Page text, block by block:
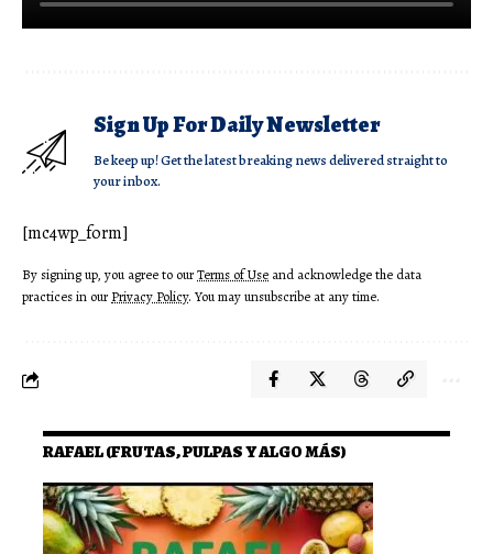
Sign Up For Daily Newsletter
Be keep up! Get the latest breaking news delivered straight to
your inbox.
[mc4wp_form]
By signing up, you agree to ourTerms of Use and acknowledge the data
practices in ourPrivacy Policy. You may unsubscribe at any time.
RAFAEL (FRUTAS, PULPAS Y ALGO MÁS)